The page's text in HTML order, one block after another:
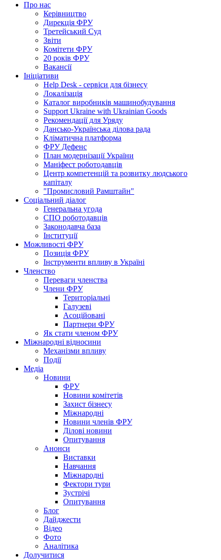
Про нас
Керівництво
Дирекція ФРУ
Третейський Суд
Звіти
Комітети ФРУ
20 років ФРУ
Вакансії
Ініціативи
Help Desk - сервіси для бізнесу
Локалізація
Каталог виробників машинобудування
Support Ukraine with Ukrainian Goods
Рекомендації для Уряду
Дансько-Українська ділова рада
Кліматична платформа
ФРУ Дефенс
План модернізації України
Маніфест роботодавців
Центр компетенцій та розвитку людського
капіталу
"Промисловий Рамштайн"
Соціальний діалог
Генеральна угода
СПО роботодавців
Законодавча база
Інституції
Можливості ФРУ
Позиція ФРУ
Інструменти впливу в Україні
Членство
Переваги членства
Члени ФРУ
Територіальні
Галузеві
Асоційовані
Партнери ФРУ
Як стати членом ФРУ
Міжнародні відносини
Механізми впливу
Події
Медіа
Новини
ФРУ
Новини комітетів
Захист бізнесу
Міжнародні
Новини членів ФРУ
Ділові новини
Опитування
Анонси
Виставки
Навчання
Міжнародні
Фектори тури
Зустрічі
Опитування
Блог
Дайджести
Відео
Фото
Аналітика
Долучитися